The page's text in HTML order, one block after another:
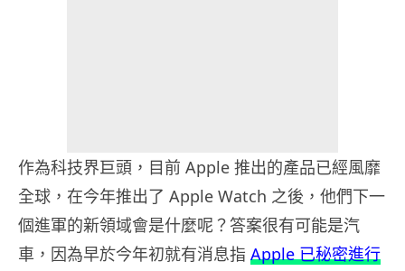
作為科技界巨頭，目前 Apple 推出的產品已經風靡
全球，在今年推出了 Apple Watch 之後，他們下一
個進軍的新領域會是什麼呢？答案很有可能是汽
車，因為早於今年初就有消息指 Apple 已秘密進行